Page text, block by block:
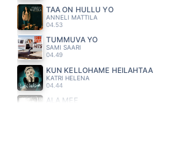
TÄÄ ON HULLU YÖ
ANNELI MATTILA
04.53
TUMMUVA YÖ
SAMI SAARI
04.49
KUN KELLOHAME HEILAHTAA
KATRI HELENA
04.44
ÄLÄ MEE